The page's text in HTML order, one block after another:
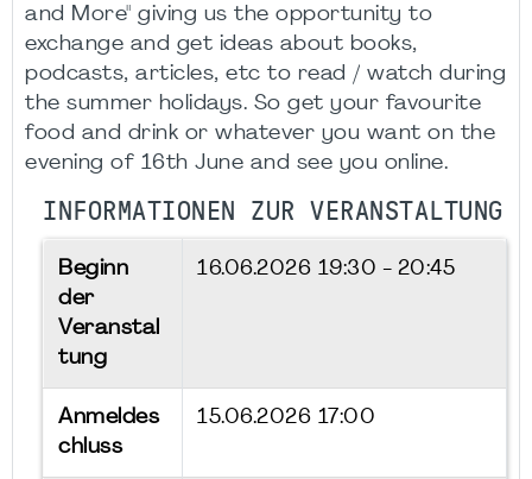
and More" giving us the opportunity to
exchange and get ideas about books,
podcasts, articles, etc to read / watch during
the summer holidays. So get your favourite
food and drink or whatever you want on the
evening of 16th June and see you online.
INFORMATIONEN ZUR VERANSTALTUNG
Beginn
der
Veranstal
tung
16.06.2026 19:30 - 20:45
Anmeldes
chluss
15.06.2026 17:00